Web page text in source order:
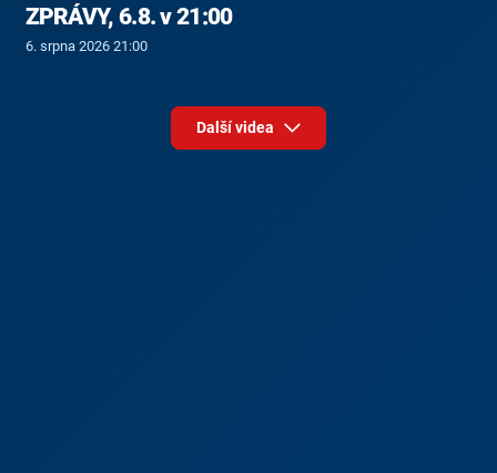
ZPRÁVY, 6.8. v 21:00
6. srpna 2026 21:00
Další videa